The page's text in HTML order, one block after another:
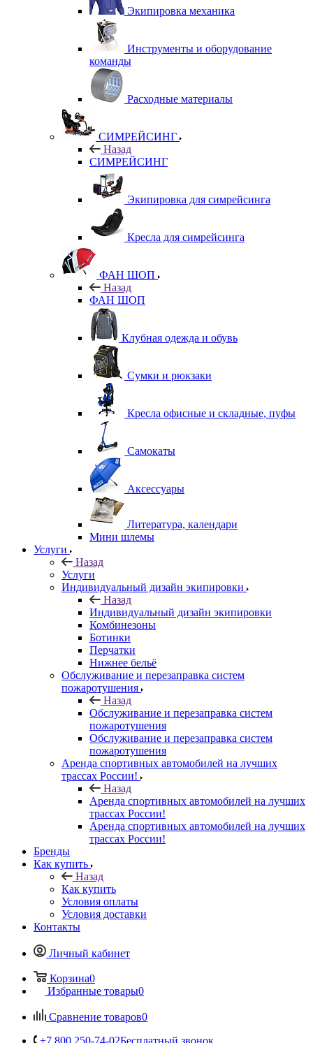
Экипировка механика
Инструменты и оборудование
команды
Расходные материалы
СИМРЕЙСИНГ
Назад
СИМРЕЙСИНГ
Экипировка для симрейсинга
Кресла для симрейсинга
ФАН ШОП
Назад
ФАН ШОП
Клубная одежда и обувь
Сумки и рюкзаки
Кресла офисные и складные, пуфы
Самокаты
Аксессуары
Литература, календари
Мини шлемы
Услуги
Назад
Услуги
Индивидуальный дизайн экипировки
Назад
Индивидуальный дизайн экипировки
Комбинезоны
Ботинки
Перчатки
Нижнее бельё
Обслуживание и перезаправка систем
пожаротушения
Назад
Обслуживание и перезаправка систем
пожаротушения
Обслуживание и перезаправка систем
пожаротушения
Аренда спортивных автомобилей на лучших
трассах России!
Назад
Аренда спортивных автомобилей на лучших
трассах России!
Аренда спортивных автомобилей на лучших
трассах России!
Бренды
Как купить
Назад
Как купить
Условия оплаты
Условия доставки
Контакты
Личный кабинет
Корзина0
Избранные товары0
Сравнение товаров0
+7 800 250-74-02Бесплатный звонок